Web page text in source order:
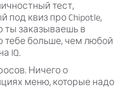
тест,
под квиз про Chipotle,
ты заказываешь в
тебе больше, чем любой
IQ.
Ничего о
меню, которые надо